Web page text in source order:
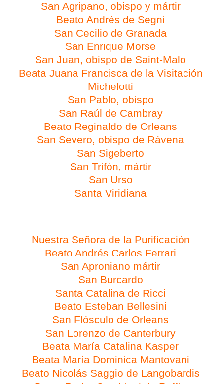
San Agripano, obispo y mártir
Beato Andrés de Segni
San Cecilio de Granada
San Enrique Morse
San Juan, obispo de Saint-Malo
Beata Juana Francisca de la Visitación
Michelotti
San Pablo, obispo
San Raúl de Cambray
Beato Reginaldo de Orleans
San Severo, obispo de Rávena
San Sigeberto
San Trifón, mártir
San Urso
Santa Viridiana
Nuestra Señora de la Purificación
Beato Andrés Carlos Ferrari
San Aproniano mártir
San Burcardo
Santa Catalina de Ricci
Beato Esteban Bellesini
San Flósculo de Orleans
San Lorenzo de Canterbury
Beata María Catalina Kasper
Beata María Dominica Mantovani
Beato Nicolás Saggio de Langobardis